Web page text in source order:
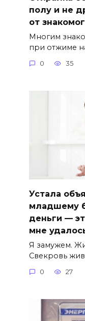
полу и не
от
Многим
при отжиме
0 35
Устала
младшему
деньги —
мне
Я замужем.
Свекровь
0 27